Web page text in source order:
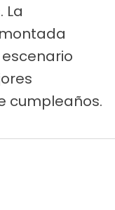
La
cumpleaños.